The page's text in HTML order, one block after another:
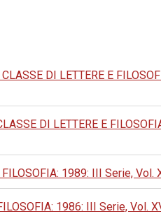
DI LETTERE E
DI LETTERE E
1989: III Serie, Vol.
1986: III Serie, Vol.